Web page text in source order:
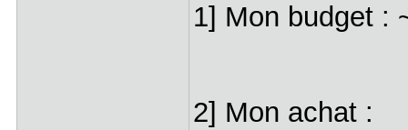
1] Mon budget :
2] Mon achat :